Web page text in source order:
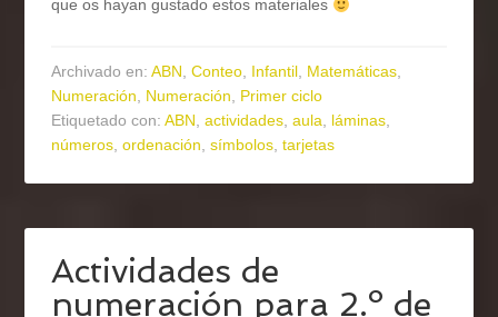
que os hayan gustado estos materiales
Archivado en:ABN,Conteo, Infantil, Matemáticas,
Numeración, Numeración, Primer ciclo
Etiquetado con:ABN,actividades,aula, láminas,
números,ordenación,símbolos,tarjetas
Actividades de
numeración para 2.º de